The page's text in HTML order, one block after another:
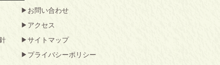
お問い合わせ
アクセス
サイトマップ
プライバシーポリシー